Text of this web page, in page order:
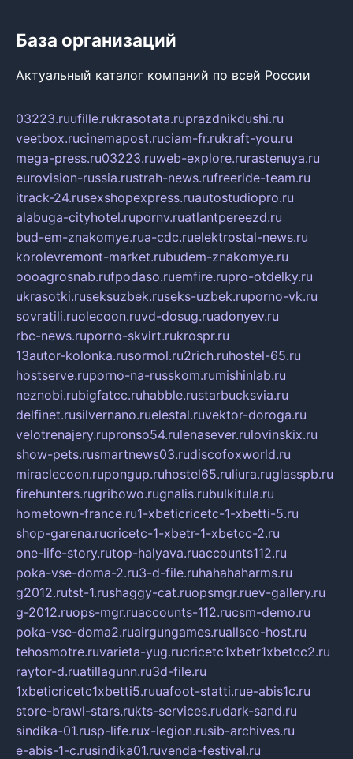
База организаций
Актуальный каталог компаний по всей России
03223.ruufille.rukrasotata.ruprazdnikdushi.ru
veetbox.rucinemapost.ruciam-fr.rukraft-you.ru
mega-press.ru03223.ruweb-explore.rurastenuya.ru
eurovision-russia.rustrah-news.rufreeride-team.ru
itrack-24.rusexshopexpress.ruautostudiopro.ru
alabuga-cityhotel.rupornv.ruatlantpereezd.ru
bud-em-znakomye.rua-cdc.ruelektrostal-news.ru
korolevremont-market.rubudem-znakomye.ru
oooagrosnab.rufpodaso.ruemfire.rupro-otdelky.ru
ukrasotki.ruseksuzbek.ruseks-uzbek.ruporno-vk.ru
sovratili.ruolecoon.ruvd-dosug.ruadonyev.ru
rbc-news.ruporno-skvirt.rukrospr.ru
13autor-kolonka.rusormol.ru2rich.ruhostel-65.ru
hostserve.ruporno-na-russkom.rumishinlab.ru
neznobi.rubigfatcc.ruhabble.rustarbucksvia.ru
delfinet.rusilvernano.ruelestal.ruvektor-doroga.ru
velotrenajery.rupronso54.rulenasever.rulovinskix.ru
show-pets.rusmartnews03.rudiscofoxworld.ru
miraclecoon.rupongup.ruhostel65.ruliura.ruglasspb.ru
firehunters.rugribowo.rugnalis.rubulkitula.ru
hometown-france.ru1-xbeticricetc-1-xbetti-5.ru
shop-garena.rucricetc-1-xbetr-1-xbetcc-2.ru
one-life-story.rutop-halyava.ruaccounts112.ru
poka-vse-doma-2.ru3-d-file.ruhahahaharms.ru
g2012.rutst-1.rushaggy-cat.ruopsmgr.ruev-gallery.ru
g-2012.ruops-mgr.ruaccounts-112.rucsm-demo.ru
poka-vse-doma2.ruairgungames.ruallseo-host.ru
tehosmotre.ruvarieta-yug.rucricetc1xbetr1xbetcc2.ru
raytor-d.ruatillagunn.ru3d-file.ru
1xbeticricetc1xbetti5.ruuafoot-statti.rue-abis1c.ru
store-brawl-stars.rukts-services.rudark-sand.ru
sindika-01.rusp-life.rux-legion.rusib-archives.ru
e-abis-1-c.rusindika01.ruvenda-festival.ru